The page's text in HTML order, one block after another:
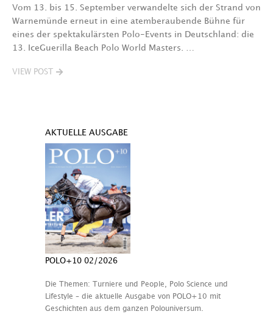
Vom 13. bis 15. September verwandelte sich der Strand von
Warnemünde erneut in eine atemberaubende Bühne für
eines der spektakulärsten Polo-Events in Deutschland: die
13. IceGuerilla Beach Polo World Masters. …
VIEW POST
AKTUELLE AUSGABE
POLO+10 02/2026
Die Themen: Turniere und People, Polo Science und
Lifestyle – die aktuelle Ausgabe von POLO+10 mit
Geschichten aus dem ganzen Polouniversum.